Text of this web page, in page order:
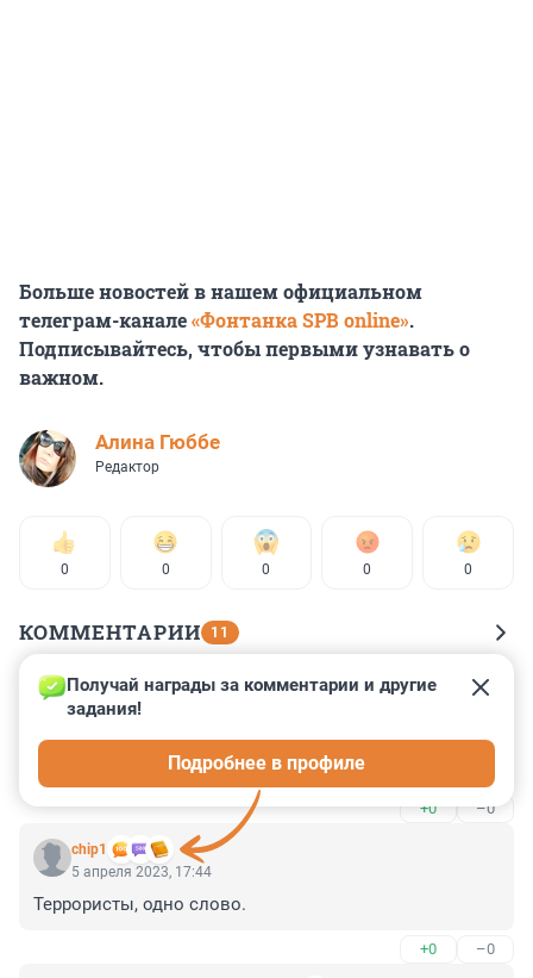
Больше новостей в нашем официальном
телеграм-канале«Фонтанка SPB online».
Подписывайтесь, чтобы первыми узнавать о
важном.
Алина Гюббе
Редактор
0 0 0 0 0
КОММЕНТАРИИ 11
Гость
23 апреля 2023, 21:28
А вы думали воюете за екраном телевизора як ви по
нам то повинна прилететь ответка
+0 –0
chip1
Получай награды за комментарии и другие
задания!
Подробнее в профиле
5 апреля 2023, 17:44
Террористы, одно слово.
+0 –0